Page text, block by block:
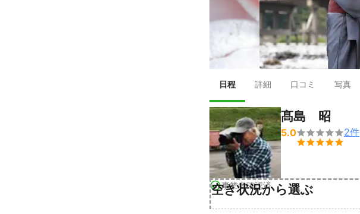
日程 詳細 口コミ 写真
事業者確認済
髙島 昭
5.0

2件
空き状況から選ぶ